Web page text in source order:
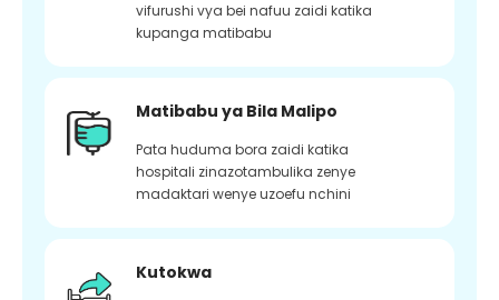
vifurushi vya bei nafuu zaidi katika
kupanga matibabu
Matibabu ya Bila Malipo
Pata huduma bora zaidi katika
hospitali zinazotambulika zenye
madaktari wenye uzoefu nchini
Kutokwa